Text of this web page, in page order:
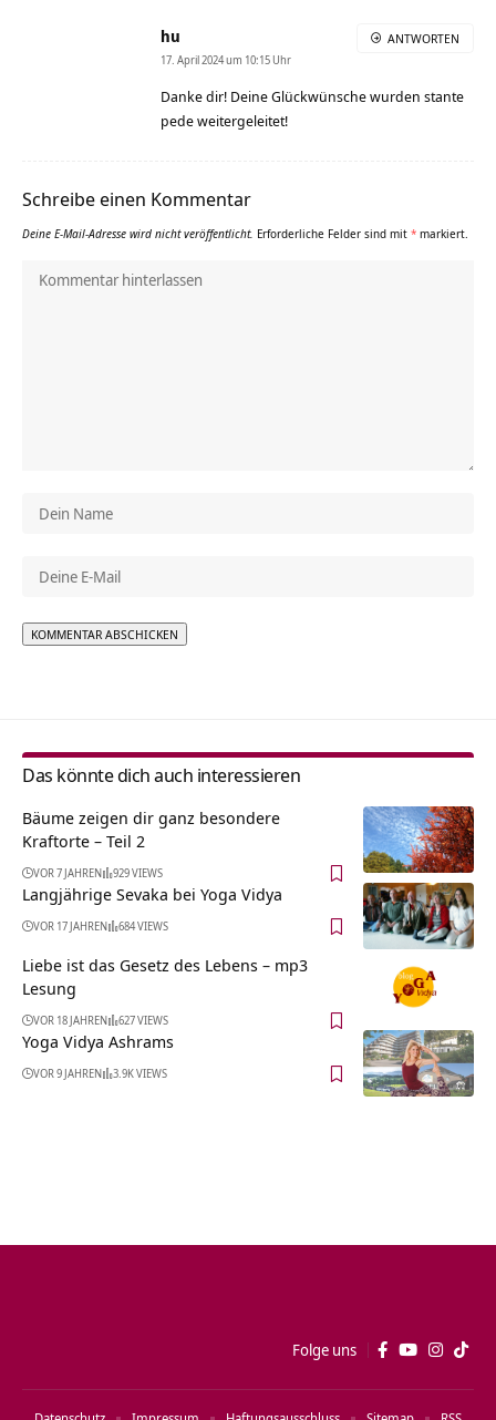
hu
17. April 2024 um 10:15 Uhr
Danke dir! Deine Glückwünsche wurden stante
pede weitergeleitet!
ANTWORTEN
Schreibe einen Kommentar
Deine E-Mail-Adresse wird nicht veröffentlicht. Erforderliche Felder sind mit * markiert.
Das könnte dich auch interessieren
Bäume zeigen dir ganz besondere
Kraftorte – Teil 2
VOR 7 JAHREN 929 VIEWS
Langjährige Sevaka bei Yoga Vidya
VOR 17 JAHREN 684 VIEWS
Liebe ist das Gesetz des Lebens – mp3
Lesung
VOR 18 JAHREN 627 VIEWS
Yoga Vidya Ashrams
VOR 9 JAHREN 3.9K VIEWS
Folge uns